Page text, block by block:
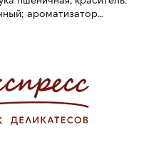
ароматизатор
ксантановая